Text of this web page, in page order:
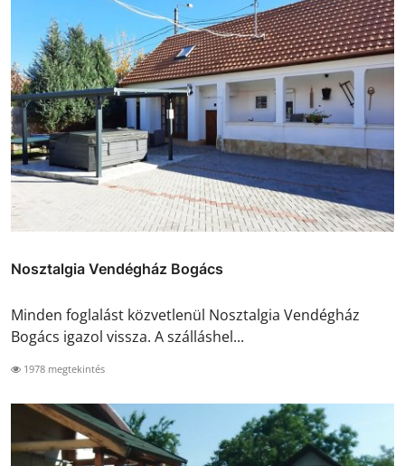
Nosztalgia Vendégház Bogács
Minden foglalást közvetlenül Nosztalgia Vendégház
Bogács igazol vissza. A szálláshel...
1978 megtekintés